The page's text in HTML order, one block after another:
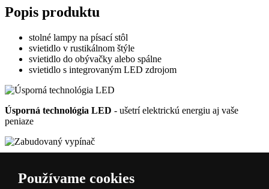
Popis produktu
stolné lampy na písací stôl
svietidlo v rustikálnom štýle
svietidlo do obývačky alebo spálne
svietidlo s integrovaným LED zdrojom
Úsporná technológia LED - ušetrí elektrickú energiu aj vaše
peniaze
umožňuje pohodlné ovládanie svetla
Používame cookies